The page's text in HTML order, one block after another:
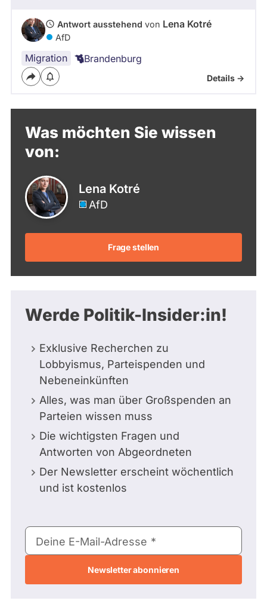
Antwort ausstehend von Lena Kotré
AfD
Migration Brandenburg
Details ->
Was möchten Sie wissen
von:
Lena Kotré
AfD
Frage stellen
Werde Politik-Insider:in!
Exklusive Recherchen zu
Lobbyismus, Parteispenden und
Nebeneinkünften
Alles, was man über Großspenden an
Parteien wissen muss
Die wichtigsten Fragen und
Antworten von Abgeordneten
Der Newsletter erscheint wöchentlich
und ist kostenlos
E-
Mail-
Deine E-Mail-Adresse